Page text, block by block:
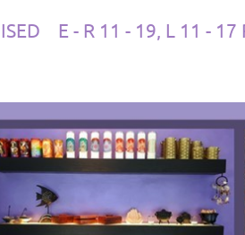
E - R 11 - 19, L 11 -